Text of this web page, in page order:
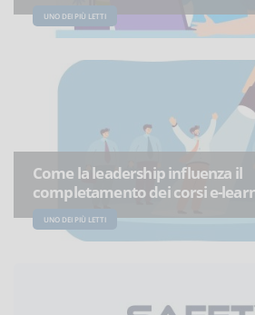
UNO DEI PIÙ LETTI
Come la leadership influenza il
completamento dei corsi e-
UNO DEI PIÙ LETTI